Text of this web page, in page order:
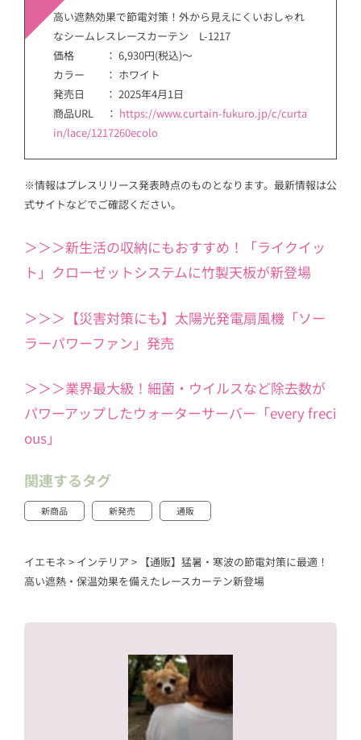
高い遮熱効果で節電対策！外から見えにくいおしゃれ
なシームレスレースカーテン L-1217
価格 ： 6,930円(税込)～
カラー ： ホワイト
発売日 ： 2025年4月1日
商品URL ： https://www.curtain-fukuro.jp/c/curta
in/lace/1217260ecolo
※情報はプレスリリース発表時点のものとなります。最新情報は公
式サイトなどでご確認ください。
＞＞＞新生活の収納にもおすすめ！「ライクイッ
ト」クローゼットシステムに竹製天板が新登場
＞＞＞【災害対策にも】太陽光発電扇風機「ソー
ラーパワーファン」発売
＞＞＞業界最大級！細菌・ウイルスなど除去数が
パワーアップしたウォーターサーバー「every freci
ous」
関連するタグ
新商品 新発売 通販
イエモネ > インテリア > 【通販】猛暑・寒波の節電対策に最適！
高い遮熱・保温効果を備えたレースカーテン新登場